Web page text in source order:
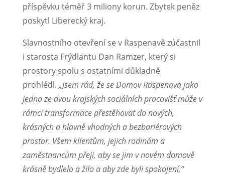
příspěvku téměř 3 miliony korun. Zbytek peněz
poskytl Liberecký kraj.
Slavnostního otevření se v Raspenavě zúčastnil
i starosta Frýdlantu Dan Ramzer, který si
prostory spolu s ostatními důkladně
prohlédl. „Jsem rád, že se Domov Raspenava jako
jedno ze dvou krajských sociálních pracovišť může v
rámci transformace přestěhovat do nových,
krásných a hlavně vhodných a bezbariérových
prostor. Všem klientům, jejich rodinám a
zaměstnancům přeji, aby se jim v novém domově
krásně bydlelo a žilo a aby zde byli spokojení,“